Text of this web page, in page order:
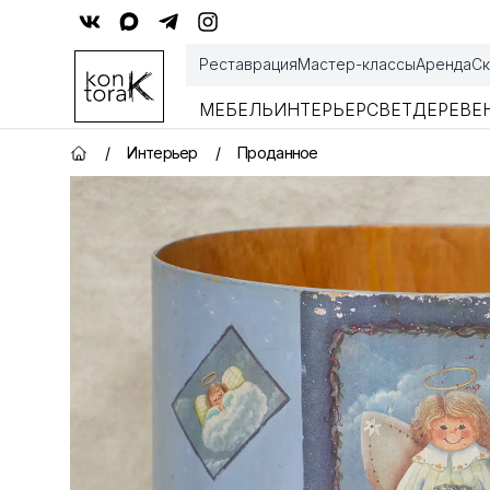
РеставрацияМастер-классыАренда
МЕБЕЛЬИНТЕРЬЕРСВЕТ
Главная страница
/ Интерьер / Проданное